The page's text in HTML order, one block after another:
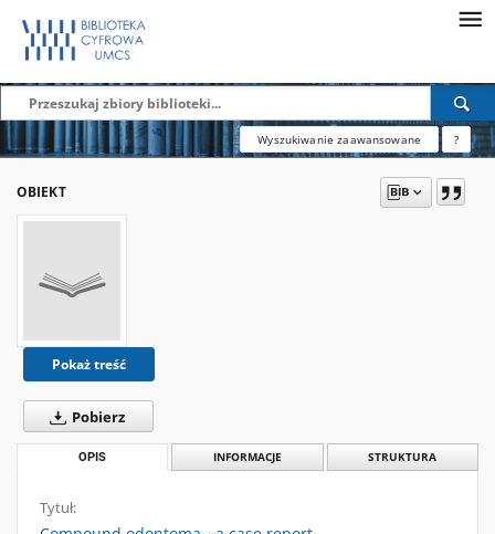
Wyszukiwanie zaawansowane ?
OBIEKT
Pokaż treść
Pobierz
OPIS INFORMACJE STRUKTURA
Tytuł: